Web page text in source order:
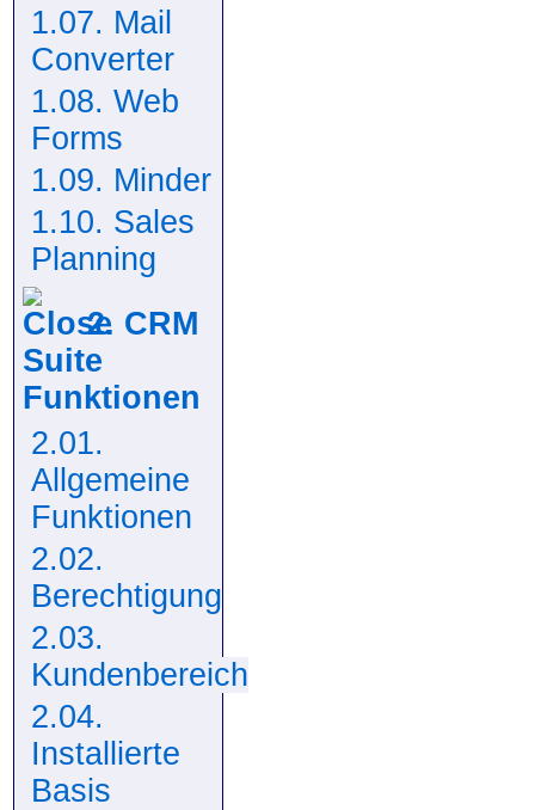
1.07. Mail
Converter
1.08. Web
Forms
1.09. Minder
1.10. Sales
Planning
2. CRM
Suite
Funktionen
2.01.
Allgemeine
Funktionen
2.02.
Berechtigung
2.03.
Kundenbereich
2.04.
Installierte
Basis